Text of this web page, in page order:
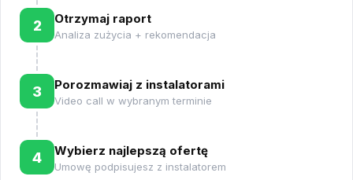
2 Otrzymaj raport
Analiza zużycia + rekomendacja
3 Porozmawiaj z instalatorami
Video call w wybranym terminie
4 Wybierz najlepszą ofertę
Umowę podpisujesz z instalatorem